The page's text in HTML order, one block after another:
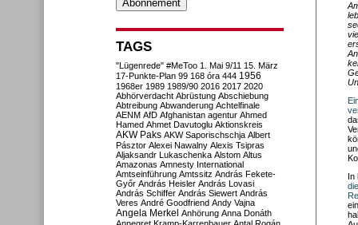
In
TAGS
"Lügenrede" #MeToo 1. Mai 9/11 15. März
17-Punkte-Plan 99 168 óra 444 1956
1968er 1989 1989/90 2016 2017 2020
Abhörverdacht Abrüstung Abschiebung
Abtreibung Abwanderung Achtelfinale
AENM AfD Afghanistan agentur Ahmed
Hamed Ahmet Davutoglu Aktionskreis
AKW Paks AKW Saporischschja Albert
Pásztor Alexei Nawalny Alexis Tsipras
Aljaksandr Lukaschenka Alstom Altus
Amazonas Amnesty International
Amtseinführung Amtssitz András Fekete-
Győr András Heisler András Lovasi
András Schiffer András Siewert András
Veres André Goodfriend Andy Vajna
Angela Merkel Anhörung Anna Donáth